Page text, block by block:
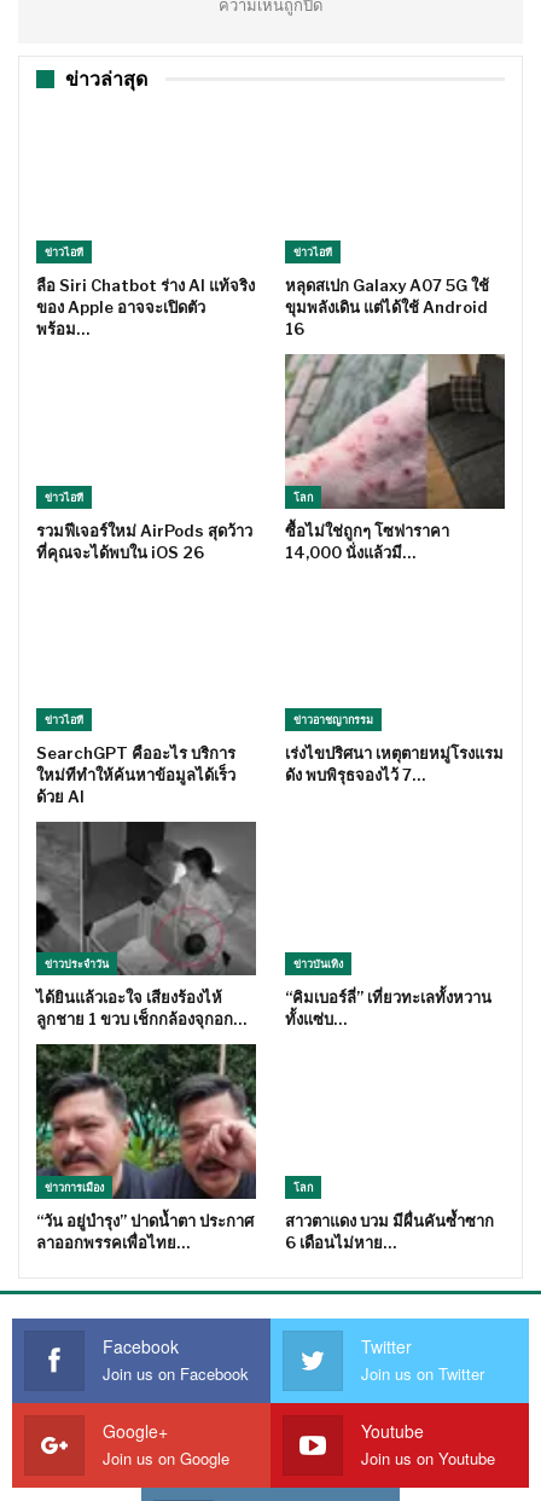
ความเห็นถูกปิด
ข่าวล่าสุด
ข่าวไอที
ลือ Siri Chatbot ร่าง AI แท้จริง
ของ Apple อาจจะเปิดตัว
พร้อม…
ข่าวไอที
หลุดสเปก Galaxy A07 5G ใช้
ขุมพลังเดิน แต่ได้ใช้ Android
16
ข่าวไอที
รวมฟีเจอร์ใหม่ AirPods สุดว้าว
ที่คุณจะได้พบใน iOS 26
โลก
ซื้อไม่ใช่ถูกๆ โซฟาราคา
14,000 นั่งแล้วมี…
ข่าวไอที
SearchGPT คืออะไร บริการ
ใหม่ทีทำให้ค้นหาข้อมูลได้เร็ว
ด้วย AI
ข่าวอาชญากรรม
เร่งไขปริศนา เหตุตายหมู่โรงแรม
ดัง พบพิรุธจองไว้ 7…
ข่าวประจำวัน
ได้ยินแล้วเอะใจ เสียงร้องไห้
ลูกชาย 1 ขวบ เช็กกล้องจุกอก…
ข่าวบันเทิง
“คิมเบอร์ลี่” เที่ยวทะเลทั้งหวาน
ทั้งแซ่บ…
ข่าวการเมือง
“วัน อยู่บำรุง” ปาดน้ำตา ประกาศ
ลาออกพรรคเพื่อไทย…
โลก
สาวตาแดง บวม มีผื่นคันซ้ำซาก
6 เดือนไม่หาย…
Facebook
Join us on Facebook
Twitter
Join us on Twitter
Google+
Join us on Google
Youtube
Join us on Youtube